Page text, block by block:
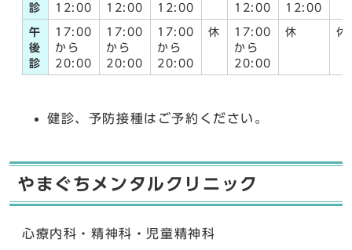
診 12:00 12:00 12:00 12:00 12:00
午
後
診
17:00
から
20:00
17:00
から
20:00
17:00
から
20:00
休
17:00
から
20:00
休 休
健診、予防接種はご予約ください。
やまぐちメンタルクリニック
心療内科・精神科・児童精神科